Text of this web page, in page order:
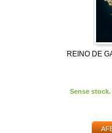
REINO DE
Sense